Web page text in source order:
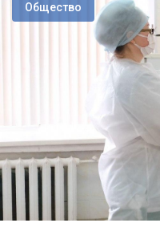
Общество